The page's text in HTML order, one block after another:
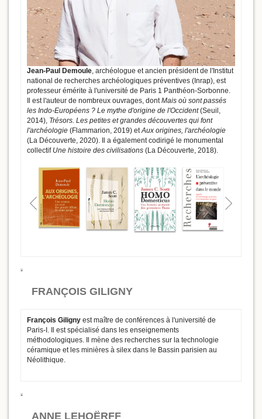
Jean-Paul Demoule , archéologue et ancien président de l'Institut
national de recherches archéologiques préventives (Inrap), est
professeur émérite à l'université de Paris 1 Panthéon-Sorbonne.
Il est l'auteur de nombreux ouvrages, dontMais où sont passés
les Indo-Européens ? Le mythe d'origine de l'Occident(Seuil,
2014), Trésors. Les petites et grandes découvertes qui font
l'archéologie (Flammarion, 2019) etAux origines, l'archéologie
(La Découverte, 2020). Il a également codirigé le monumental
collectif Une histoire des civilisations (La Découverte, 2018).
FRANÇOIS GILIGNY
François Giligny est maître de conférences à l'université de
Paris-I. Il est spécialisé dans les enseignements
méthodologiques. Il mène des recherches sur la technologie
céramique et les minières à silex dans le Bassin parisien au
Néolithique.
ANNE LEHOËRFF